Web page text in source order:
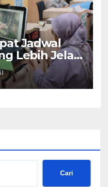
Jadwal
Lebih Jelas
Pengukuran
Cari